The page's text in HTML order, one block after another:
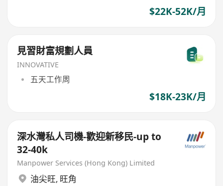
$22K-52K/月
見習財富規劃人員
INNOVATIVE
五天工作周
$18K-23K/月
深水灣私人司機-歡迎新移民-up to
32-40k
Manpower Services (Hong Kong) Limited
油尖旺, 旺角